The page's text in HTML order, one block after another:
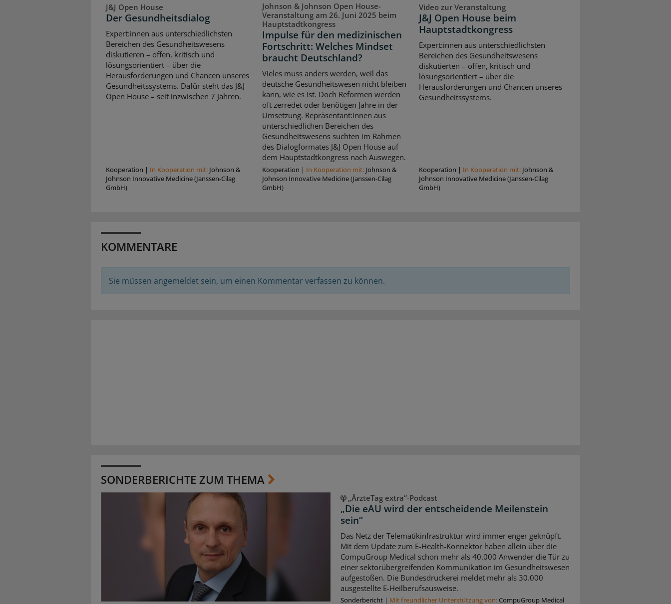
J&J Open House
Der Gesundheitsdialog
Expert:innen aus unterschiedlichsten
Bereichen des Gesundheitswesens
diskutieren – offen, kritisch und
lösungsorientiert – über die
Herausforderungen und Chancen unseres
Gesundheitssystems. Dafür steht das J&J
Open House – seit inzwischen 7 Jahren.
Kooperation | In Kooperation mit: Johnson &
Johnson Innovative Medicine (Janssen-Cilag
GmbH)
Johnson & Johnson Open House-
Veranstaltung am 26. Juni 2025 beim
Hauptstadtkongress
Impulse für den medizinischen
Fortschritt: Welches Mindset
braucht Deutschland?
Vieles muss anders werden, weil das
deutsche Gesundheitswesen nicht bleiben
kann, wie es ist. Doch Reformen werden
oft zerredet oder benötigen Jahre in der
Umsetzung. Repräsentant:innen aus
unterschiedlichen Bereichen des
Gesundheitswesens suchten im Rahmen
des Dialogformates J&J Open House auf
dem Hauptstadtkongress nach Auswegen.
Kooperation | In Kooperation mit: Johnson &
Johnson Innovative Medicine (Janssen-Cilag
GmbH)
Video zur Veranstaltung
J&J Open House beim
Hauptstadtkongress
Expert:innen aus unterschiedlichsten
Bereichen des Gesundheitswesens
diskutierten – offen, kritisch und
lösungsorientiert – über die
Herausforderungen und Chancen unseres
Gesundheitssystems.
Kooperation | In Kooperation mit: Johnson &
Johnson Innovative Medicine (Janssen-Cilag
GmbH)
KOMMENTARE
Sie müssen angemeldet sein, um einen Kommentar verfassen zu können.
SONDERBERICHTE ZUM THEMA
„ÄrzteTag extra“-Podcast
„Die eAU wird der entscheidende Meilenstein
sein“
Das Netz der Telematikinfrastruktur wird immer enger geknüpft.
Mit dem Update zum E-Health-Konnektor haben allein über die
CompuGroup Medical schon mehr als 40.000 Anwender die Tür zu
einer sektorübergreifenden Kommunikation im Gesundheitswesen
aufgestoßen. Die Bundesdruckerei meldet mehr als 30.000
ausgestellte E-Heilberufsausweise.
Sonderbericht | Mit freundlicher Unterstützung von: CompuGroup Medical